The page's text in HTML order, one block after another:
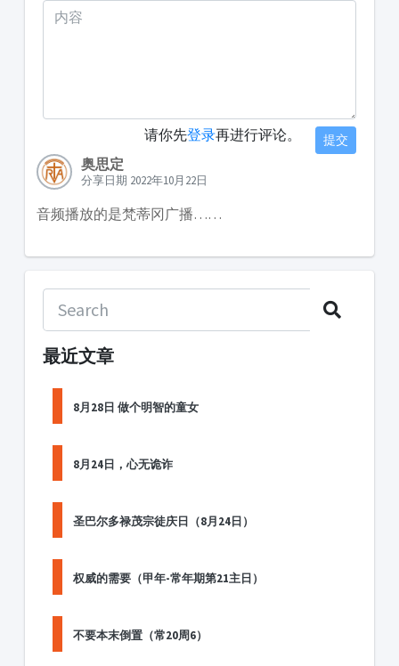
请你先登录再进行评论。 提交
奥思定
分享日期 2022年10月22日
音频播放的是梵蒂冈广播……
最近文章
8月28日 做个明智的童女
8月24日，心无诡诈
圣巴尔多禄茂宗徒庆日（8月24日）
权威的需要（甲年-常年期第21主日）
不要本末倒置（常20周6）